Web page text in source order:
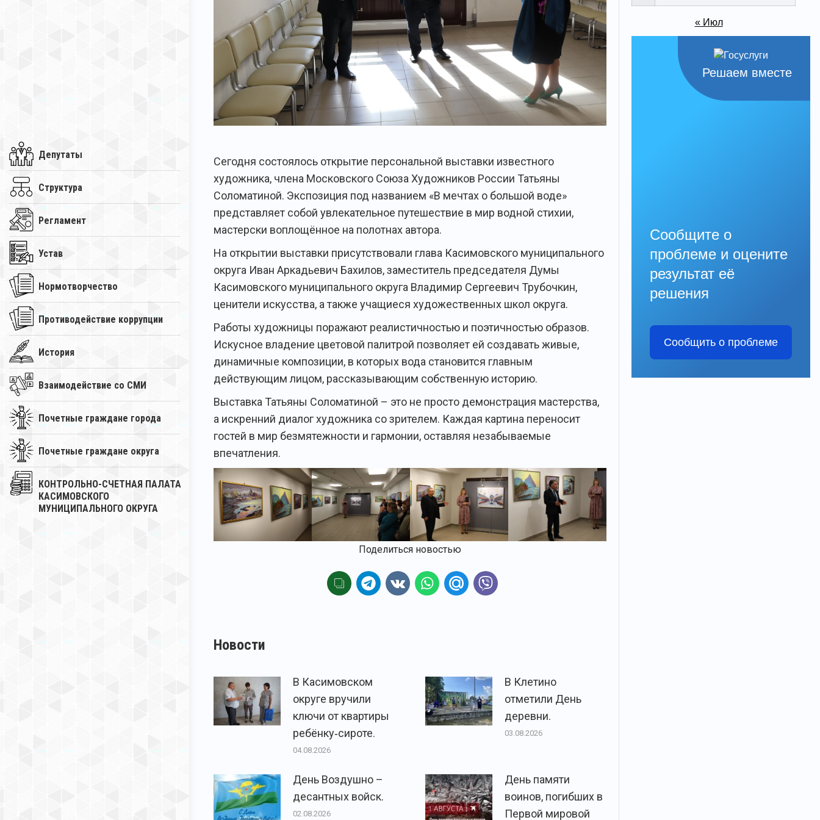
Депутаты
Структура
Регламент
Устав
Нормотворчество
Противодействие коррупции
История
Взаимодействие со СМИ
Почетные граждане города
Почетные граждане округа
КОНТРОЛЬНО-СЧЕТНАЯ ПАЛАТА
КАСИМОВСКОГО
МУНИЦИПАЛЬНОГО ОКРУГА
Сегодня состоялось открытие персональной выставки известного
художника, члена Московского Союза Художников России Татьяны
Соломатиной. Экспозиция под названием «В мечтах о большой воде»
представляет собой увлекательное путешествие в мир водной стихии,
мастерски воплощённое на полотнах автора.
На открытии выставки присутствовали глава Касимовского муниципального
округа Иван Аркадьевич Бахилов, заместитель председателя Думы
Касимовского муниципального округа Владимир Сергеевич Трубочкин,
ценители искусства, а также учащиеся художественных школ округа.
Работы художницы поражают реалистичностью и поэтичностью образов.
Искусное владение цветовой палитрой позволяет ей создавать живые,
динамичные композиции, в которых вода становится главным
действующим лицом, рассказывающим собственную историю.
Выставка Татьяны Соломатиной – это не просто демонстрация мастерства,
а искренний диалог художника со зрителем. Каждая картина переносит
гостей в мир безмятежности и гармонии, оставляя незабываемые
впечатления.
Поделиться новостью
Новости
В Касимовском
округе вручили
ключи от квартиры
ребёнку‑сироте.
04.08.2026
В Клетино
отметили День
деревни.
03.08.2026
День Воздушно –
десантных войск.
02.08.2026
День памяти
воинов, погибших в
Первой мировой
« Июл
Решаем вместе
Сообщите о
проблеме и оцените
результат её
решения
Сообщить о проблеме